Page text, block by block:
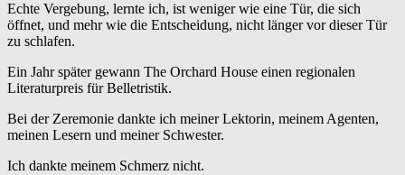
Echte Vergebung, lernte ich, ist weniger wie eine Tür, die sich
öffnet, und mehr wie die Entscheidung, nicht länger vor dieser Tür
zu schlafen.
Ein Jahr später gewann The Orchard House einen regionalen
Literaturpreis für Belletristik.
Bei der Zeremonie dankte ich meiner Lektorin, meinem Agenten,
meinen Lesern und meiner Schwester.
Ich dankte meinem Schmerz nicht.